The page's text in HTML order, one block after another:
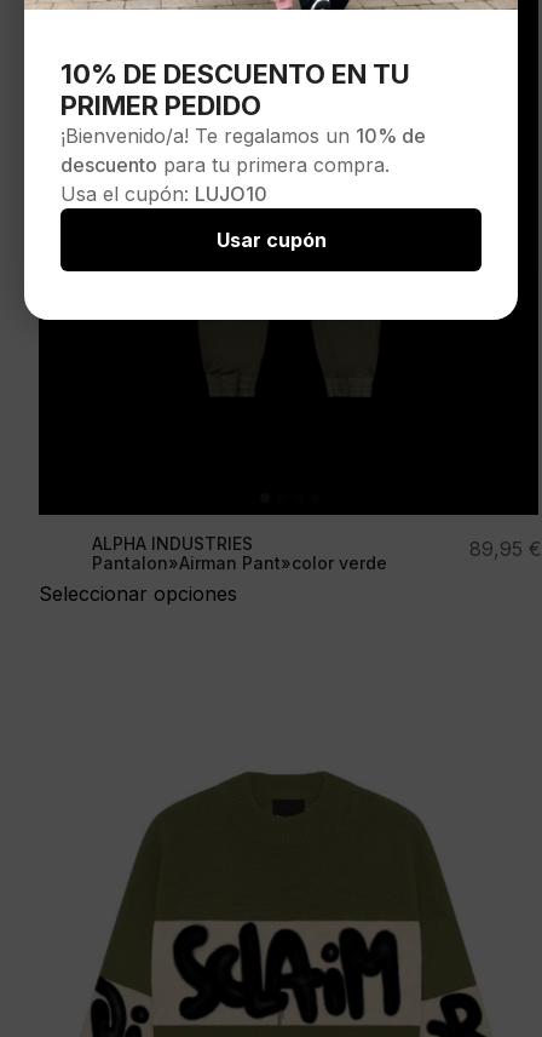
ALPHA INDUSTRIES
Pantalon»Airman Pant»color verde
Seleccionar opciones
89,95 €
10% DE DESCUENTO EN TU
PRIMER PEDIDO
¡Bienvenido/a! Te regalamos un 10% de
descuento para tu primera compra.
Usa el cupón: LUJO10
Usar cupón